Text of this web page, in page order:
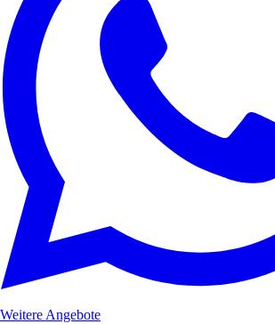
Weitere Angebote